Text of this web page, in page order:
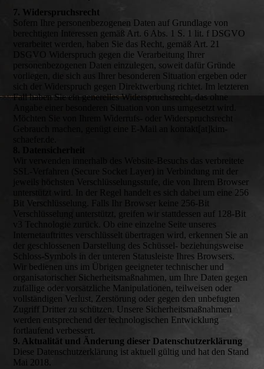
7. Widerspruchsrecht
Sofern Ihre personenbezogenen Daten auf Grundlage von
berechtigten Interessen gemäß Art. 6 Abs. 1 S. 1 lit. f DSGVO
verarbeitet werden, haben Sie das Recht, gemäß Art. 21
DSGVO Widerspruch gegen die Verarbeitung Ihrer
personenbezogenen Daten einzulegen, soweit dafür Gründe
vorliegen, die sich aus Ihrer besonderen Situation ergeben oder
sich der Widerspruch gegen Direktwerbung richtet. Im letzteren
Fall haben Sie ein generelles Widerspruchsrecht, das ohne
Angabe einer besonderen Situation von uns umgesetzt wird.
Möchten Sie von Ihrem Widerrufs- oder Widerspruchsrecht
Gebrauch machen, genügt eine E-Mail an kontakt[at]kim-
Wir verwenden innerhalb des Website-Besuchs das verbreitete
SSL-Verfahren (Secure Socket Layer) in Verbindung mit der
jeweils höchsten Verschlüsselungsstufe, die von Ihrem Browser
unterstützt wird. In der Regel handelt es sich dabei um eine 256
Bit Verschlüsselung. Falls Ihr Browser keine 256-Bit
Verschlüsselung unterstützt, greifen wir stattdessen auf 128-Bit
v3 Technologie zurück. Ob eine einzelne Seite unseres
Internetauftrittes verschlüsselt übertragen wird, erkennen Sie an
der geschlossenen Darstellung des Schüssel- beziehungsweise
Schloss-Symbols in der unteren Statusleiste Ihres Browsers.
Wir bedienen uns im Übrigen geeigneter technischer und
organisatorischer Sicherheitsmaßnahmen, um Ihre Daten gegen
zufällige oder vorsätzliche Manipulationen, teilweisen oder
vollständigen Verlust, Zerstörung oder gegen den unbefugten
Zugriff Dritter zu schützen. Unsere Sicherheitsmaßnahmen
werden entsprechend der technologischen Entwicklung
fortlaufend verbessert.
9. Aktualität und Änderung dieser Datenschutzerklärung
Diese Datenschutzerklärung ist aktuell gültig und hat den Stand
Mai 2018.